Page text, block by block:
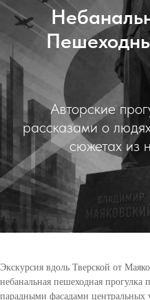
Авторские
рассказами о
сюжетах из
Экскурсия вдоль Тверской от
небанальная пешеходная
парадными фасадами центральных